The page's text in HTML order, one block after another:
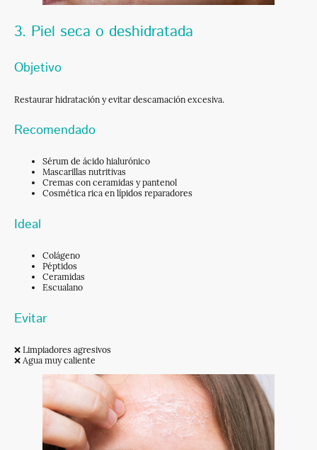
3. Piel seca o deshidratada
Objetivo
Restaurar hidratación y evitar descamación excesiva.
Recomendado
Sérum de ácido hialurónico
Mascarillas nutritivas
Cremas con ceramidas y pantenol
Cosmética rica en lípidos reparadores
Ideal
Colágeno
Péptidos
Ceramidas
Escualano
Evitar
❌ Limpiadores agresivos
❌ Agua muy caliente